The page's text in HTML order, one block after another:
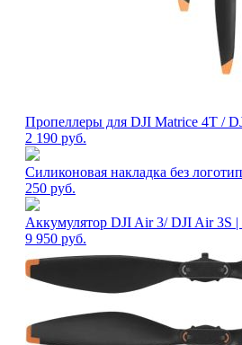
Пропеллеры для DJI Matrice 4T /
2 190 руб.
Силиконовая накладка без
250 руб.
Аккумулятор DJI Air 3/ DJI Air 3S
9 950 руб.